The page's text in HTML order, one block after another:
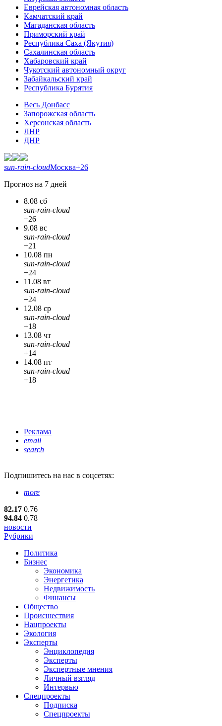
Еврейская автономная область
Камчатский край
Магаданская область
Приморский край
Республика Саха (Якутия)
Сахалинская область
Хабаровский край
Чукотский автономный округ
Забайкальский край
Республика Бурятия
Весь Донбасс
Запорожская область
Херсонская область
ЛНР
ДНР
sun-rain-cloudМосква+26
Прогноз на 7 дней
8.08 сб
sun-rain-cloud
+26
9.08 вс
sun-rain-cloud
+21
10.08 пн
sun-rain-cloud
+24
11.08 вт
sun-rain-cloud
+24
12.08 ср
sun-rain-cloud
+18
13.08 чт
sun-rain-cloud
+14
14.08 пт
sun-rain-cloud
+18
Реклама
email
search
Подпишитесь на нас в соцсетях:
more
82.17 0.76
94.84 0.78
новости
Рубрики
Политика
Бизнес
Экономика
Энергетика
Недвижимость
Финансы
Общество
Происшествия
Нацпроекты
Экология
Эксперты
Энциклопедия
Эксперты
Экспертные мнения
Личный взгляд
Интервью
Спецпроекты
Подписка
Спецпроекты